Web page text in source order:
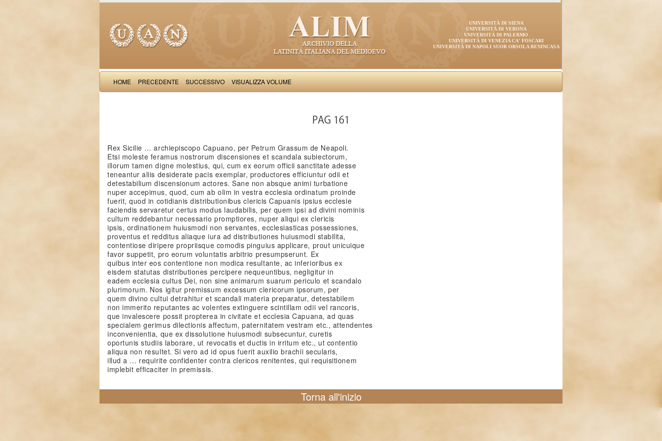
UNIVERSITÀ DI SIENA
UNIVERSITÀ DI VERONA
UNIVERSITÀ DI PALERMO
UNIVERSITÀ DI VENEZIA CA' FOSCARI
UNIVERSITÀ DI NAPOLI SUOR ORSOLA BENINCASA
HOME PRECEDENTE SUCCESSIVO VISUALIZZA VOLUME
PAG 161
Rex Sicilie … archiepiscopo Capuano, per Petrum Grassum de Neapoli.
Etsi moleste feramus nostrorum discensiones et scandala subiectorum,
illorum tamen digne molestius, qui, cum ex eorum officii sanctitate adesse
teneantur aliis desiderate pacis exemplar, productores efficiuntur odii et
detestabilium discensionum actores. Sane non absque animi turbatione
nuper accepimus, quod, cum ab olim in vestra ecclesia ordinatum proinde
fuerit, quod in cotidianis distributionibus clericis Capuanis ipsius ecclesie
faciendis servaretur certus modus laudabilis, per quem ipsi ad divini nominis
cultum reddebantur necessario promptiores, nuper aliqui ex clericis
ipsis, ordinationem huiusmodi non servantes, ecclesiasticas possessiones,
proventus et redditus aliaque iura ad distributiones huiusmodi stabilita,
contentiose diripere propriisque comodis pinguius applicare, prout unicuique
favor suppetit, pro eorum voluntatis arbitrio presumpserunt. Ex
quibus inter eos contentione non modica resultante, ac inferioribus ex
eisdem statutas distributiones percipere nequeuntibus, negligitur in
eadem ecclesia cultus Dei, non sine animarum suarum periculo et scandalo
plurimorum. Nos igitur premissum excessum clericorum ipsorum, per
quem divino cultui detrahitur et scandali materia preparatur, detestabilem
non immerito reputantes ac volentes extinguere scintillam odii vel rancoris,
que invalescere possit propterea in civitate et ecclesia Capuana, ad quas
specialem gerimus dilectionis affectum, paternitatem vestram etc., attendentes
inconvenientia, que ex dissolutione huiusmodi subsecuntur, curetis
oportunis studiis laborare, ut revocatis et ductis in irritum etc., ut contentio
aliqua non resultet. Si vero ad id opus fuerit auxilio brachii secularis,
illud a … requirite confidenter contra clericos renitentes, qui requisitionem
implebit efficaciter in premissis.
Torna all'inizio